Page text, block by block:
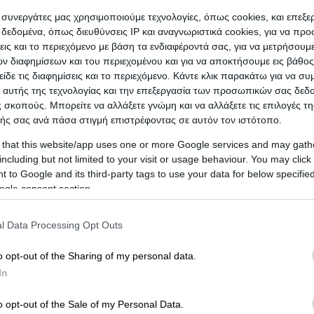
συνεργάτες μας χρησιμοποιούμε τεχνολογίες, όπως cookies, και
όπως διευθύνσεις IP και αναγνωριστικά cookies, για να
και το περιεχόμενο με βάση τα ενδιαφέροντά σας, για να
διαφημίσεων και του περιεχομένου και για να αποκτήσουμε εις
τις διαφημίσεις και το περιεχόμενο. Κάντε κλικ παρακάτω για να
της τεχνολογίας και την επεξεργασία των προσωπικών σας
Μπορείτε να αλλάξετε γνώμη και να αλλάξετε τις επιλογές
σας ανά πάσα στιγμή επιστρέφοντας σε αυτόν τον ιστότοπο.
that this website/app uses one or more Google services and may
but not limited to your visit or usage behaviour. You may
to Google and its third-party tags to use your data for below
consent section.
Data Processing Opt Outs
opt-out of the Sharing of my personal data.
opt-out of the Sale of my Personal Data.
Diesel Ultra Power
2,069€
Diesel Θέρμανσης
-
Diesel
K.O. >
-
Τελευταία
04/08/2026